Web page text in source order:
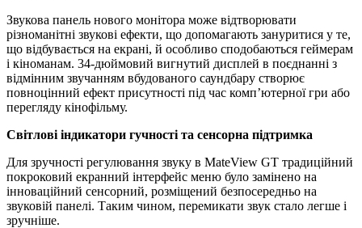
Звукова панель нового монітора може відтворювати
різноманітні звукові ефекти, що допомагають зануритися у те,
що відбувається на екрані, й особливо сподобаються геймерам
і кіноманам. 34-дюймовий вигнутий дисплей в поєднанні з
відмінним звучанням вбудованого саундбару створює
повноцінний ефект присутності під час комп’ютерної гри або
перегляду кінофільму.
Світлові індикатори гучності та сенсорна підтримка
Для зручності регулювання звуку в MateView GT традиційний
покроковий екранний інтерфейс меню було замінено на
інноваційний сенсорний, розміщений безпосередньо на
звуковій панелі. Таким чином, перемикати звук стало легше і
зручніше.